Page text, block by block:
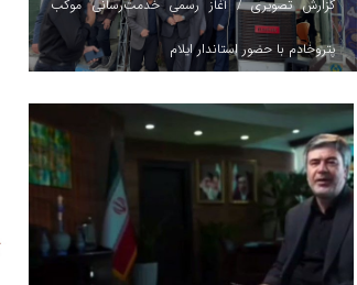
گزارش تصویری / آغاز رسمی خدمت‌رسانی موکب
پتروخادم با حضور استاندار ایلام